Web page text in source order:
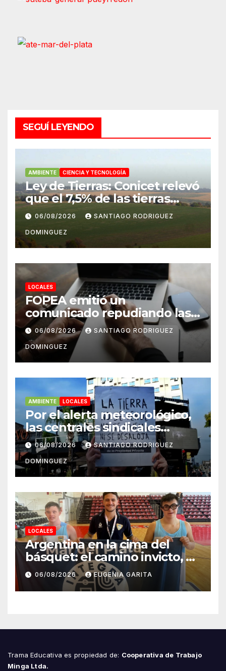
SEGUÍ LEYENDO
AMBIENTE CIENCIA Y TECNOLOGÍA
Ley de Tierras: Conicet relevó
que el 7,5% de las tierras
rurales de Mar del Plata
pertenecen a extranjeros
06/08/2026 SANTIAGO RODRIGUEZ
DOMINGUEZ
LOCALES
FOPEA emitió un
comunicado repudiando las
cuentas pseudo periodísticas
de Instagram en Mar del
Plata
06/08/2026 SANTIAGO RODRIGUEZ
DOMINGUEZ
AMBIENTE LOCALES
Por el alerta meteorológico,
las centrales sindicales
suspendieron la convocatoria
contra la Ley de Tierras en
Mar del Plata
06/08/2026 SANTIAGO RODRIGUEZ
DOMINGUEZ
LOCALES
Argentina en la cima del
básquet: el camino invicto, el
esfuerzo familiar y la jugada
que valió un Mundial
06/08/2026 EUGENIA GARITA
Trama Educativa es propiedad de: Cooperativa de Trabajo
Minga Ltda.